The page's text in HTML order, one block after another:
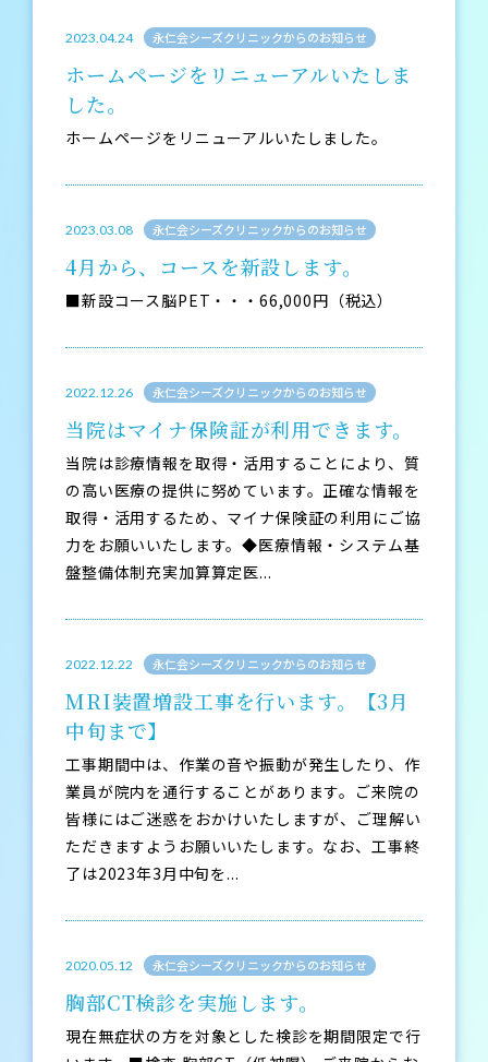
2023.04.24 永仁会シーズクリニックからのお知らせ
ホームページをリニューアルいたしま
した。
ホームページをリニューアルいたしました。
2023.03.08 永仁会シーズクリニックからのお知らせ
4月から、コースを新設します。
■新設コース脳PET・・・66,000円（税込）
2022.12.26 永仁会シーズクリニックからのお知らせ
当院はマイナ保険証が利用できます。
当院は診療情報を取得・活用することにより、質
の高い医療の提供に努めています。正確な情報を
取得・活用するため、マイナ保険証の利用にご協
力をお願いいたします。◆医療情報・システム基
盤整備体制充実加算算定医...
2022.12.22 永仁会シーズクリニックからのお知らせ
MRI装置増設工事を行います。【3月
中旬まで】
工事期間中は、作業の音や振動が発生したり、作
業員が院内を通行することがあります。ご来院の
皆様にはご迷惑をおかけいたしますが、ご理解い
ただきますようお願いいたします。なお、工事終
了は2023年3月中旬を...
2020.05.12 永仁会シーズクリニックからのお知らせ
胸部CT検診を実施します。
現在無症状の方を対象とした検診を期間限定で行